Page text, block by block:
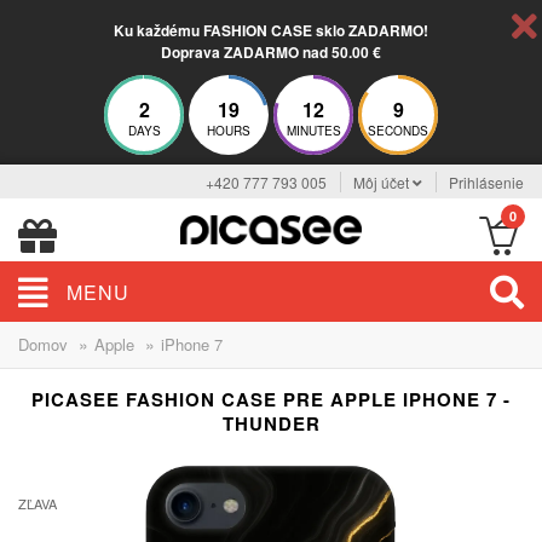
Ku každému FASHION CASE sklo ZADARMO!
Doprava ZADARMO nad 50.00 €
2
DAYS
19
HOURS
12
MINUTES
9
SECONDS
+420 777 793 005 Môj účet Prihlásenie
0
MENU
Domov » Apple » iPhone 7
PICASEE FASHION CASE PRE APPLE IPHONE 7 -
THUNDER
ZĽAVA